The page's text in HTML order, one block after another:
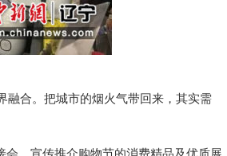
融合。把城市的烟火气带回来，其实需
，宣传推介购物节的消费精品及优质展